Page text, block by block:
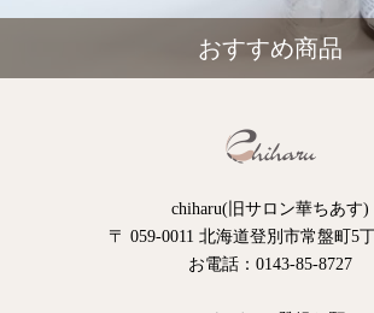
おすすめ商品
chiharu(旧サロン華ちあす)
〒 059-0011 北海道登別市常盤町5
お電話：0143-85-8727